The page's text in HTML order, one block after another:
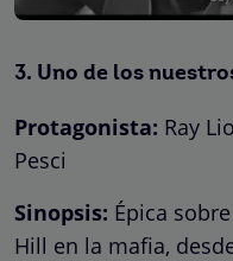
3. Uno de los
Protagonista: Ray
Pesci
Sinopsis: Épica
Hill en la mafia,